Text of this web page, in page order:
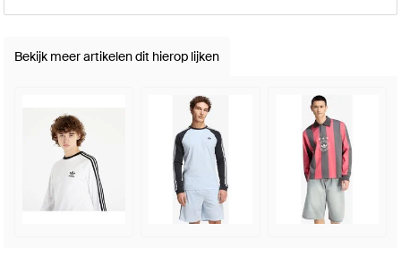
Bekijk meer artikelen dit hierop lijken